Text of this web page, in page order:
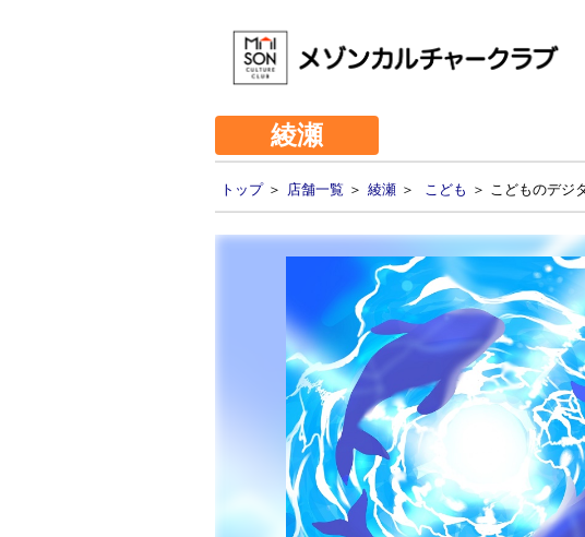
綾瀬
トップ＞ 店舗一覧 ＞ 綾瀬 ＞ こども ＞ こどものデジ